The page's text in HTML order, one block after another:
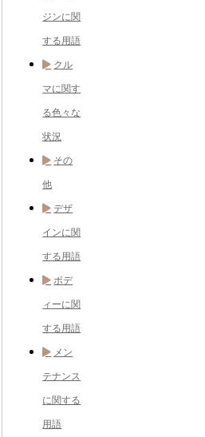
ジンに関
する用語
クル
マに関す
る色々な
状況
その
他
デザ
インに関
する用語
ボデ
ィーに関
する用語
メン
テナンス
に関する
用語